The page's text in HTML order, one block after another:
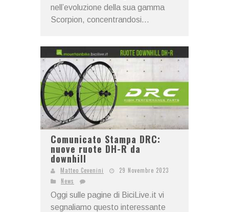
nell’evoluzione della sua gamma
Scorpion, concentrandosi...
Comunicato Stampa DRC:
nuove ruote DH-R da
downhill
Matteo Cevenini
29 Novembre 2023
News
Oggi sulle pagine di BiciLive.it vi
segnaliamo questo interessante